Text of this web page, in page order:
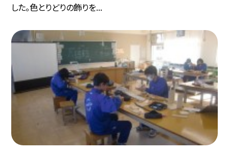
した。色とりどりの飾りを...